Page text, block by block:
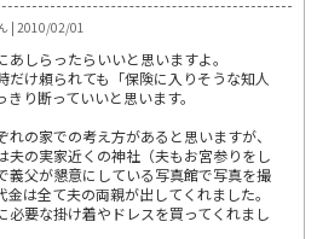
| 2010/02/01
しらったらいいと思いますよ。
だけ頼られても「保険に入りそうな知人
り断っていいと思います。
の家での考え方があると思いますが、
夫の実家近くの神社（夫もお宮参りをし
義父が懇意にしている写真館で写真を撮
金は全て夫の両親が出してくれました。
必要な掛け着やドレスを買ってくれまし